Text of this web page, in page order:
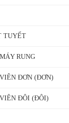
TUYẾT
RUNG
ĐƠN (ĐƠN)
ĐÔI (ĐÔI)